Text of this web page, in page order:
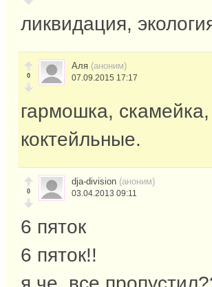
ликвидация,
0
Аля (аноним)
07.09.2015 17:17
гармошка,
коктейльные.
0
dja-division (аноним)
03.04.2013 09:11
6 пяток
6 пяток!!